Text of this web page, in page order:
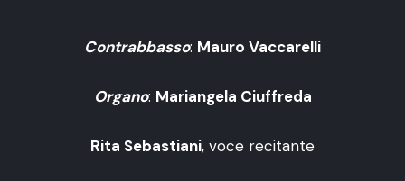
Contrabbasso: Mauro Vaccarelli
Organo: Mariangela Ciuffreda
Rita Sebastiani, voce recitante